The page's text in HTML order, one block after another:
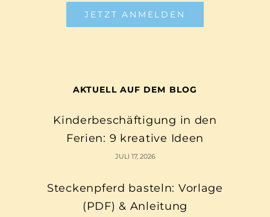
JETZT ANMELDEN
AKTUELL AUF DEM BLOG
Kinderbeschäftigung in den
Ferien: 9 kreative Ideen
JULI 17, 2026
Steckenpferd basteln: Vorlage
(PDF) & Anleitung